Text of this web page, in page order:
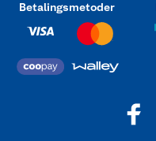
Betalingsmetoder